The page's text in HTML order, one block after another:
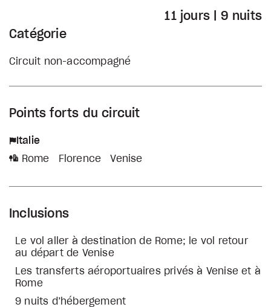
11 jours | 9 nuits
Catégorie
Circuit non-accompagné
Points forts du circuit
Italie
Rome
Florence Venise
Inclusions
Le vol aller à destination de Rome; le vol retour
au départ de Venise
Les transferts aéroportuaires privés à Venise et à
Rome
9 nuits d’hébergement